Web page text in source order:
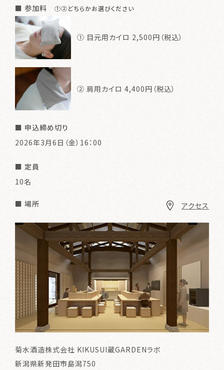
■ 参加料 ①②どちらかお選びください
① 目元用カイロ 2,500円（税込）
② 肩用カイロ 4,400円（税込）
■ 申込締め切り
2026年3月6日（金）16：00
■ 定員
10名
■ 場所 アクセス
菊水酒造株式会社 KIKUSUI蔵GARDENラボ
新潟県新発田市島潟750